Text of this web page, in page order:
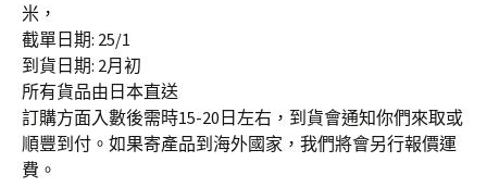
米，
截單日期: 25/1
到貨日期: 2月初
所有貨品由日本直送
訂購方面入數後需時15-20日左右，到貨會通知你們來取或
順豐到付。如果寄產品到海外國家，我們將會另行報價運
費。